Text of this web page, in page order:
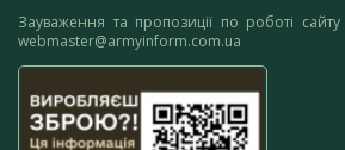
Зауваження та пропозиції по роботі
webmaster@armyinform.com.ua